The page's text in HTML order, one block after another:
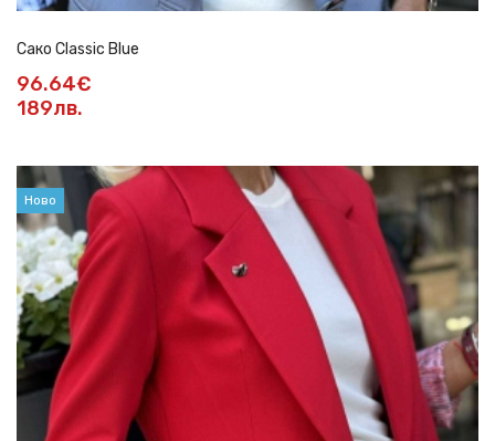
Сако Classic Blue
96.64€
189лв.
Ново